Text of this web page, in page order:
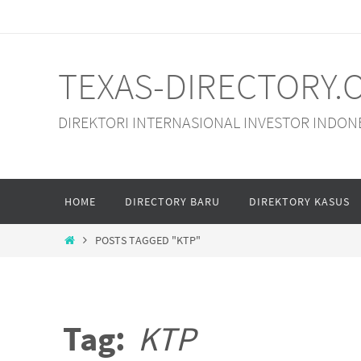
TEXAS-
DIREKTORI INTERNASIONAL INVESTOR
content
HOME DIRECTORY BARU DIREKTORY KASUS
HOMEPOSTS TAGGED "KTP"
Tag: KTP